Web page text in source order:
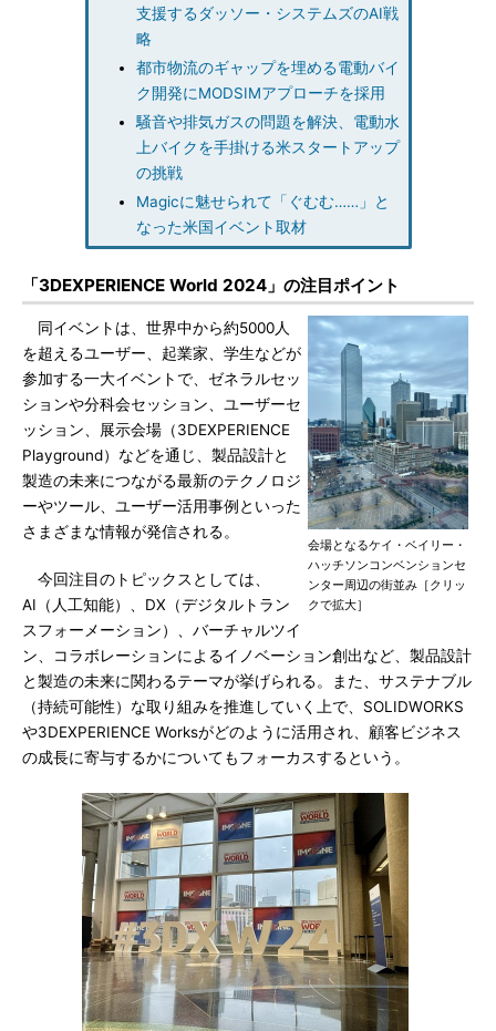
支援するダッソー・システムズのAI戦
略
都市物流のギャップを埋める電動バイ
ク開発にMODSIMアプローチを採用
騒音や排気ガスの問題を解決、電動水
上バイクを手掛ける米スタートアップ
の挑戦
Magicに魅せられて「ぐむむ……」と
なった米国イベント取材
「3DEXPERIENCE World 2024」の注目ポイント
会場となるケイ・ベイリー・
ハッチソンコンベンションセ
ンター周辺の街並み［クリッ
クで拡大］
同イベントは、世界中から約5000人
を超えるユーザー、起業家、学生などが
参加する一大イベントで、ゼネラルセッ
ションや分科会セッション、ユーザーセ
ッション、展示会場（3DEXPERIENCE
Playground）などを通じ、製品設計と
製造の未来につながる最新のテクノロジ
ーやツール、ユーザー活用事例といった
さまざまな情報が発信される。
今回注目のトピックスとしては、
AI（人工知能）、DX（デジタルトラン
スフォーメーション）、バーチャルツイ
ン、コラボレーションによるイノベーション創出など、製品設計
と製造の未来に関わるテーマが挙げられる。また、サステナブル
（持続可能性）な取り組みを推進していく上で、SOLIDWORKS
や3DEXPERIENCE Worksがどのように活用され、顧客ビジネス
の成長に寄与するかについてもフォーカスするという。